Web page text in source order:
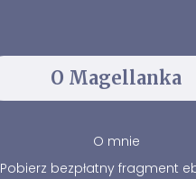
O Magellanka
O mnie
Pobierz bezpłatny fragment